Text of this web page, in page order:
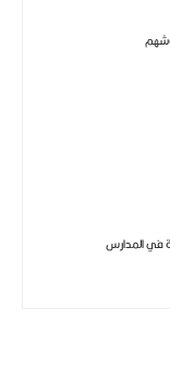
في المدارس